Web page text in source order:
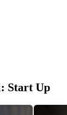
Start Up